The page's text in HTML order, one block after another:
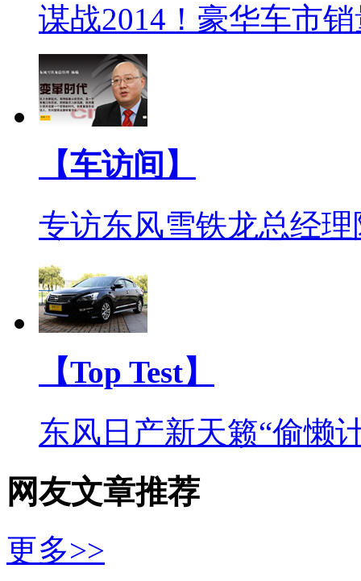
谋战2014！豪华车市
【车访间】
专访东风雪铁龙总经
【Top Test】
东风日产新天籁“偷懒
网友文章推荐
更多>>